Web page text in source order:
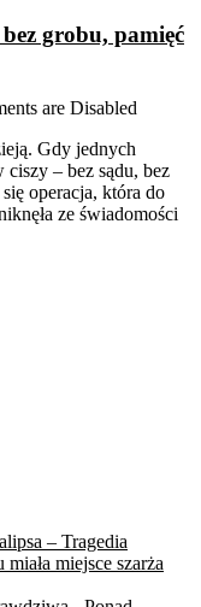
grobu, pamięć
are Disabled
Gdy jednych
– bez sądu, bez
operacja, która do
ze świadomości
– Tragedia
miejsce szarża